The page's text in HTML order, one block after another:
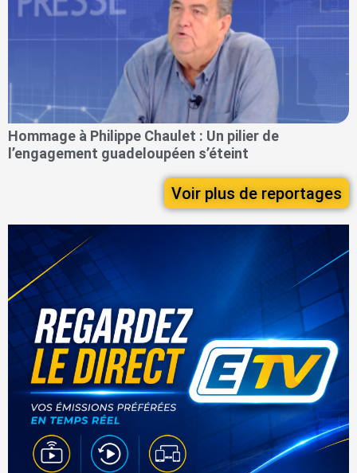
Hommage à Philippe Chaulet : Un pilier de
l’engagement guadeloupéen s’éteint
Voir plus de reportages